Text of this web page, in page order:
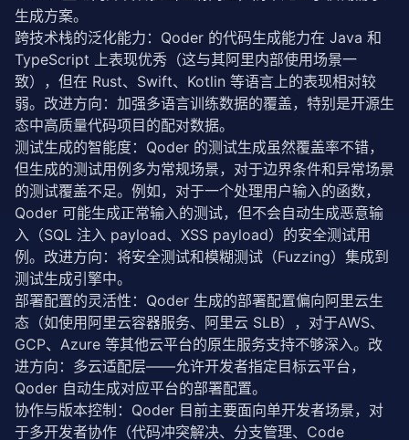
生成方案。
跨技术栈的泛化能力：Qoder 的代码生成能力在 Java 和
TypeScript 上表现优秀（这与其阿里内部使用场景一
致），但在 Rust、Swift、Kotlin 等语言上的表现相对较
弱。改进方向：加强多语言训练数据的覆盖，特别是开源生
态中高质量代码项目的配对数据。
测试生成的智能度：Qoder 的测试生成虽然覆盖率不错，
但生成的测试用例多为常规场景，对于边界条件和异常场景
的测试覆盖不足。例如，对于一个处理用户输入的函数，
Qoder 可能生成正常输入的测试，但不会自动生成恶意输
入（SQL 注入 payload、XSS payload）的安全测试用
例。改进方向：将安全测试和模糊测试（Fuzzing）集成到
测试生成引擎中。
部署配置的灵活性：Qoder 生成的部署配置偏向阿里云生
态（如使用阿里云容器服务、阿里云 SLB），对于AWS、
GCP、Azure 等其他云平台的原生服务支持不够深入。改
进方向：多云适配层——允许开发者指定目标云平台，
Qoder 自动生成对应平台的部署配置。
协作与版本控制：Qoder 目前主要面向单开发者场景，对
于多开发者协作（代码冲突解决、分支管理、Code